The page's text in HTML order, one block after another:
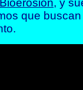
Bioerosión, y
que